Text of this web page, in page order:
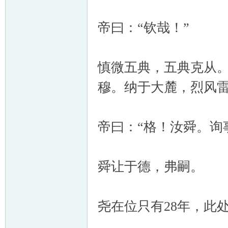
帝曰：“钦哉！”
慎微五典，五典克从
穆。纳于大麓，烈风
帝曰：“格！汝舜。
舜让于德，弗嗣。
尧在位只有28年，此